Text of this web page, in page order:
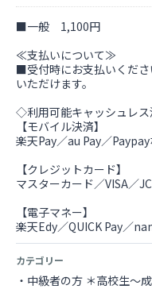
■一般 1,100円
≪支払いについて≫
■受付時にお支払いくだ
いただけます。
◇利用可能キャッシュレス
【モバイル決済】
楽天Pay／au Pay／
【クレジットカード】
マスターカード／VISA／
【電子マネー】
楽天Edy／QUICK Pay／
カテゴリー
・中級者の方 ＊高校生～